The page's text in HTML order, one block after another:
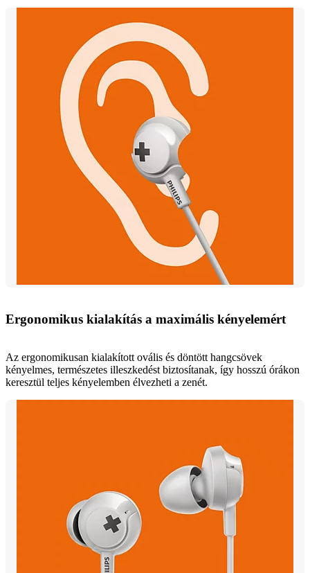
Ergonomikus kialakítás a maximális kényelemért
Az ergonomikusan kialakított ovális és döntött hangcsövek
kényelmes, természetes illeszkedést biztosítanak, így hosszú órákon
keresztül teljes kényelemben élvezheti a zenét.